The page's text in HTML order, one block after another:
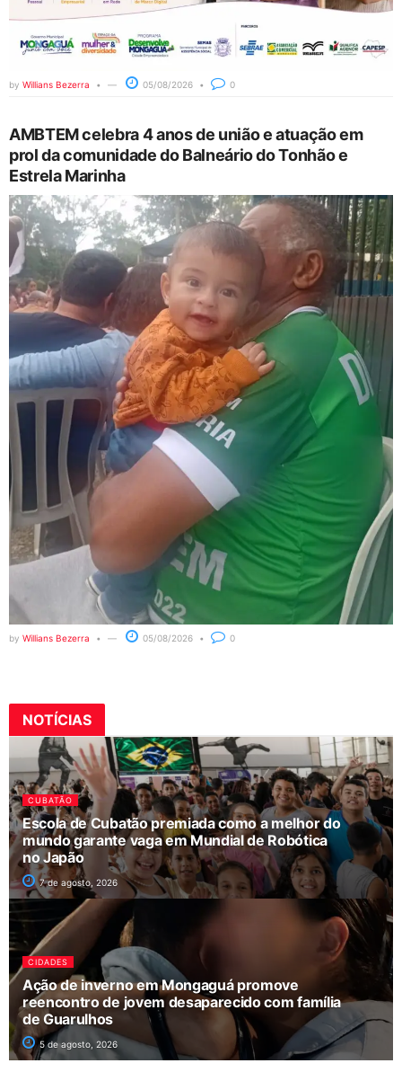
by Willians Bezerra 05/08/2026 0
AMBTEM celebra 4 anos de união e atuação em
prol da comunidade do Balneário do Tonhão e
Estrela Marinha
by Willians Bezerra 05/08/2026 0
NOTÍCIAS
CUBATÃO
Escola de Cubatão premiada como a melhor do
mundo garante vaga em Mundial de Robótica
no Japão
7 de agosto, 2026
CIDADES
Ação de inverno em Mongaguá promove
reencontro de jovem desaparecido com família
de Guarulhos
5 de agosto, 2026